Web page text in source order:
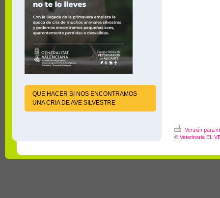
QUE HACER SI NOS ENCONTRAMOS
UNA CRIA DE AVE SILVESTRE
Versión para
© Veterinaria EL